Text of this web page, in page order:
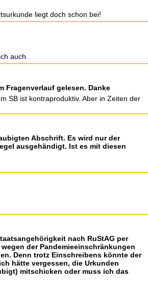
liegt doch schon bei!
auch.
Fragenverlauf gelesen. Danke
SB ist kontraproduktiv. Aber in Zeiten der
Abschrift. Es wird nur der
ausgehändigt. Ist es mit diesen
nach RuStAG per
der Pandemieeinschränkungen
Denn trotz Einschreibens könnte der
hätte vergessen, die Urkunden
mitschicken oder muss ich das